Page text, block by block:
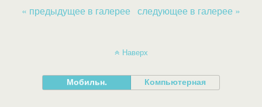
« предыдущее в галерее следующее в галерее »
Наверх
Мобильн. Компьютерная